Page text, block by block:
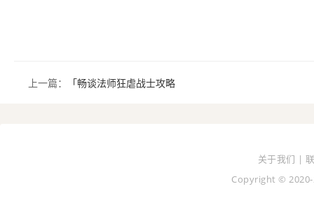
上一篇： 「畅谈法师狂虐战士攻略
关于我们 |
Copyright © 2020-